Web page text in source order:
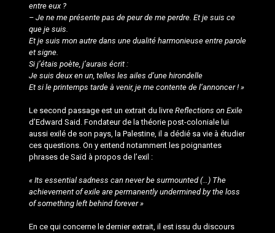
entre eux ?
– Je ne me présente pas de peur de me perdre. Et je suis ce
que je suis.
Et je suis mon autre dans une dualité harmonieuse entre parole
et signe.
Si j’étais poète, j’aurais écrit :
Je suis deux en un, telles les ailes d’une hirondelle
Et si le printemps tarde à venir, je me contente de l’annoncer ! »
Le second passage est un extrait du livre Reflections on Exile
d’Edward Said. Fondateur de la théorie post-coloniale lui
aussi exilé de son pays, la Palestine, il a dédié sa vie à étudier
ces questions. On y entend notamment les poignantes
phrases de Saïd à propos de l’exil :
« Its essential sadness can never be surmounted (…) The
achievement of exile are permanently undermined by the loss
of something left behind forever »
En ce qui concerne le dernier extrait, il est issu du discours